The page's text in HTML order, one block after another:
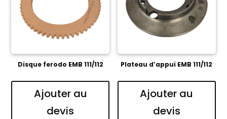
Disque ferodo EMB 111/112
Ajouter au
devis
Plateau d’appui EMB 111/112
Ajouter au
devis